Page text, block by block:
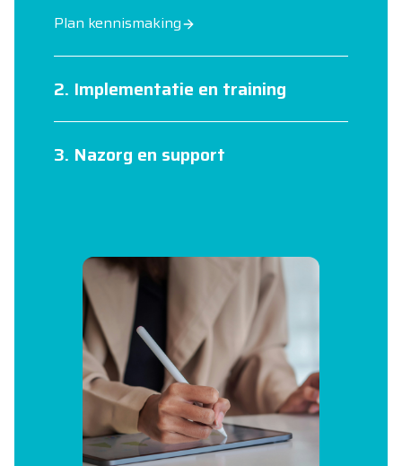
Plan kennismaking
2. Implementatie en training
3. Nazorg en support